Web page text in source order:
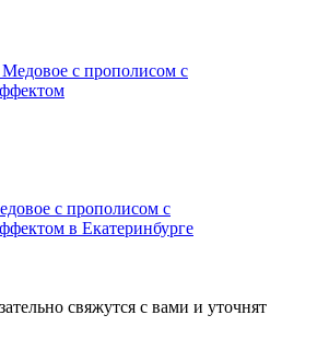
с прополисом с
в Екатеринбурге
свяжутся с вами и уточнят